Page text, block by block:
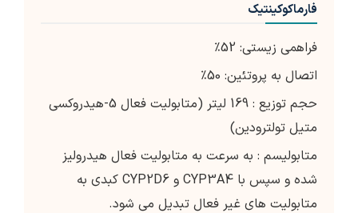
فارماکوکینتیک
فراهمی زیستی: 52٪
اتصال به پروتئین: 50٪
حجم توزیع : 169 لیتر (متابولیت فعال 5-هیدروکسی
متیل تولترودین)
متابولیسم : به سرعت به متابولیت فعال هیدرولیز
شده و سپس با CYP3A4 و CYP2D6 کبدی به
متابولیت های غیر فعال تبدیل می شود.